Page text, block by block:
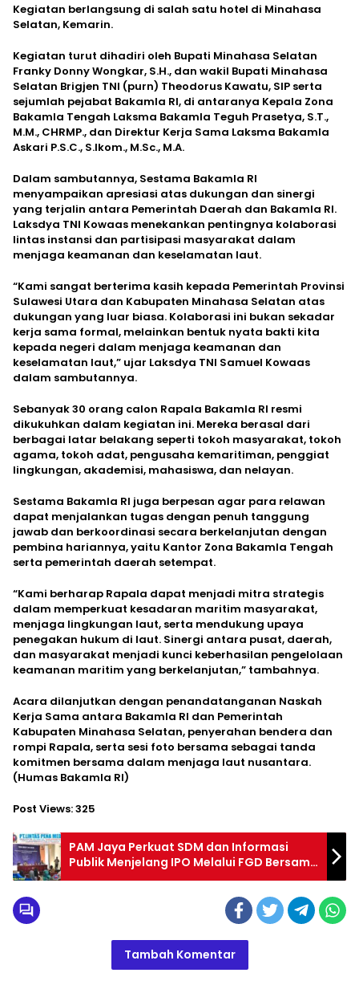
Kegiatan berlangsung di salah satu hotel di Minahasa
Selatan, Kemarin.
Kegiatan turut dihadiri oleh Bupati Minahasa Selatan
Franky Donny Wongkar, S.H., dan wakil Bupati Minahasa
Selatan Brigjen TNI (purn) Theodorus Kawatu, SIP serta
sejumlah pejabat Bakamla RI, di antaranya Kepala Zona
Bakamla Tengah Laksma Bakamla Teguh Prasetya, S.T.,
M.M., CHRMP., dan Direktur Kerja Sama Laksma Bakamla
Askari P.S.C., S.Ikom., M.Sc., M.A.
Dalam sambutannya, Sestama Bakamla RI
menyampaikan apresiasi atas dukungan dan sinergi
yang terjalin antara Pemerintah Daerah dan Bakamla RI.
Laksdya TNI Kowaas menekankan pentingnya kolaborasi
lintas instansi dan partisipasi masyarakat dalam
menjaga keamanan dan keselamatan laut.
“Kami sangat berterima kasih kepada Pemerintah Provinsi
Sulawesi Utara dan Kabupaten Minahasa Selatan atas
dukungan yang luar biasa. Kolaborasi ini bukan sekadar
kerja sama formal, melainkan bentuk nyata bakti kita
kepada negeri dalam menjaga keamanan dan
keselamatan laut,” ujar Laksdya TNI Samuel Kowaas
dalam sambutannya.
Sebanyak 30 orang calon Rapala Bakamla RI resmi
dikukuhkan dalam kegiatan ini. Mereka berasal dari
berbagai latar belakang seperti tokoh masyarakat, tokoh
agama, tokoh adat, pengusaha kemaritiman, penggiat
lingkungan, akademisi, mahasiswa, dan nelayan.
Sestama Bakamla RI juga berpesan agar para relawan
dapat menjalankan tugas dengan penuh tanggung
jawab dan berkoordinasi secara berkelanjutan dengan
pembina hariannya, yaitu Kantor Zona Bakamla Tengah
serta pemerintah daerah setempat.
“Kami berharap Rapala dapat menjadi mitra strategis
dalam memperkuat kesadaran maritim masyarakat,
menjaga lingkungan laut, serta mendukung upaya
penegakan hukum di laut. Sinergi antara pusat, daerah,
dan masyarakat menjadi kunci keberhasilan pengelolaan
keamanan maritim yang berkelanjutan,” tambahnya.
Acara dilanjutkan dengan penandatanganan Naskah
Kerja Sama antara Bakamla RI dan Pemerintah
Kabupaten Minahasa Selatan, penyerahan bendera dan
rompi Rapala, serta sesi foto bersama sebagai tanda
komitmen bersama dalam menjaga laut nusantara.
(Humas Bakamla RI)
Post Views:325
PAM Jaya Perkuat SDM dan Informasi
Publik Menjelang IPO Melalui FGD Bersama
ASICI
Tambah Komentar